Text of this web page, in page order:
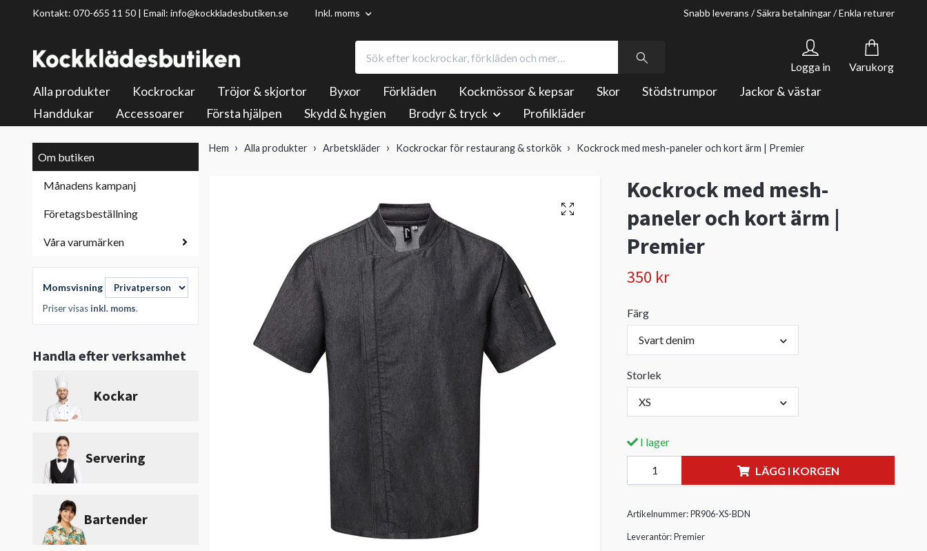
Kontakt: 070-655 11 50 | Email: info@kockkladesbutiken.se Inkl. moms Snabb leverans / Säkra betalningar / Enkla returer
Logga in Varukorg
Alla produkter Kockrockar Tröjor & skjortor Byxor Förkläden Kockmössor & kepsar Skor Stödstrumpor
Jackor & västar
Handdukar
Accessoarer Första hjälpen Skydd & hygien Brodyr & tryck Profilkläder
Om butiken
Månadens kampanj
Företagsbeställning
Våra varumärken
Momsvisning
Priser visasinkl. moms.
Handla efter verksamhet
Kockar
Servering
Bartender
Hem Alla produkter Arbetskläder Kockrockar för restaurang & storkök Kockrock med mesh-paneler och kort ärm | Premier
Kockrock med mesh-
paneler och kort ärm |
Premier
350 kr
Färg
Svart denim
Storlek
XS
I lager
LÄGG I KORGEN
Artikelnummer: PR906-XS-BDN
Leverantör: Premier